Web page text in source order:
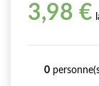
3,98 €
0